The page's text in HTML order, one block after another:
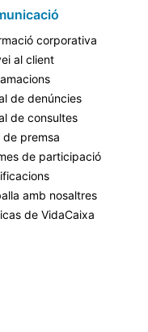
corporativa
al client
de denúncies
de consultes
de premsa
de participació
amb nosaltres
de VidaCaixa